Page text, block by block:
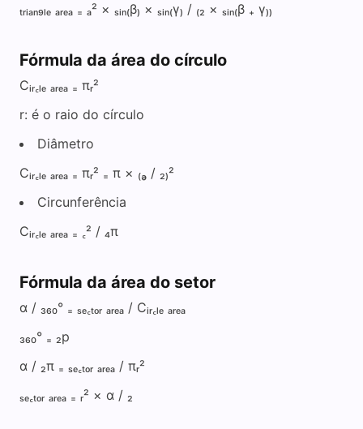
ₜᵣᵢₐₙ₉ₗₑ ₐᵣₑₐ ₌ ₐ² × ₛᵢₙ₍β₎ × ₛᵢₙ₍γ₎ / ₍₂ × ₛᵢₙ₍β ₊ γ₎₎
Fórmula da área do círculo
Cᵢᵣ꜀ₗₑ ₐᵣₑₐ ₌ πᵣ²
r: é o raio do círculo
Diâmetro
Cᵢᵣ꜀ₗₑ ₐᵣₑₐ ₌ πᵣ² ₌ π × ₍ₔ / ₂₎²
Circunferência
Cᵢᵣ꜀ₗₑ ₐᵣₑₐ ₌ ꜀² / ₄π
Fórmula da área do setor
α / ₃₆₀° ₌ ₛₑ꜀ₜₒᵣ ₐᵣₑₐ / Cᵢᵣ꜀ₗₑ ₐᵣₑₐ
₃₆₀° ₌ ₂p
α / ₂π ₌ ₛₑ꜀ₜₒᵣ ₐᵣₑₐ / πᵣ²
ₛₑ꜀ₜₒᵣ ₐᵣₑₐ ₌ ᵣ² × α / ₂